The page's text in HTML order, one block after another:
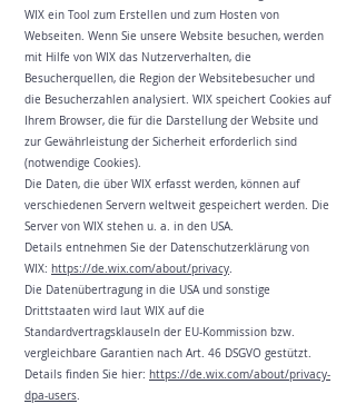
WIX ein Tool zum Erstellen und zum Hosten von
Webseiten. Wenn Sie unsere Website besuchen, werden
mit Hilfe von WIX das Nutzerverhalten, die
Besucherquellen, die Region der Websitebesucher und
die Besucherzahlen analysiert. WIX speichert Cookies auf
Ihrem Browser, die für die Darstellung der Website und
zur Gewährleistung der Sicherheit erforderlich sind
(notwendige Cookies).
Die Daten, die über WIX erfasst werden, können auf
verschiedenen Servern weltweit gespeichert werden. Die
Server von WIX stehen u. a. in den USA.
Details entnehmen Sie der Datenschutzerklärung von
WIX: https://de.wix.com/about/privacy.
Die Datenübertragung in die USA und sonstige
Drittstaaten wird laut WIX auf die
Standardvertragsklauseln der EU-Kommission bzw.
vergleichbare Garantien nach Art. 46 DSGVO gestützt.
Details finden Sie hier: https://de.wix.com/about/privacy-
dpa-users.